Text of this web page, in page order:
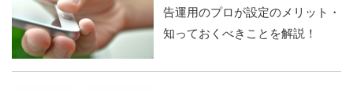
告運用のプロが設定のメリット・
知っておくべきことを解説！